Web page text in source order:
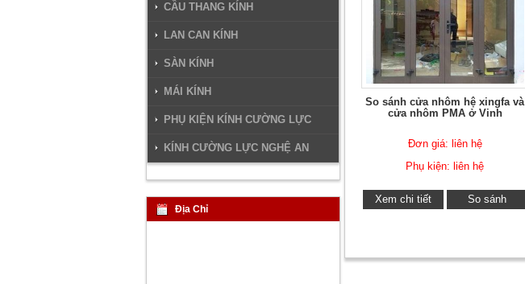
So sánh cửa nhôm hệ xingfa và
cửa nhôm PMA ở Vinh
Đơn giá: liên hệ
Phụ kiện: liên hệ
Xem chi tiết So sánh
CẦU THANG KÍNH
LAN CAN KÍNH
SÀN KÍNH
MÁI KÍNH
PHỤ KIỆN KÍNH CƯỜNG LỰC
KÍNH CƯỜNG LỰC NGHỆ AN
Địa Chỉ